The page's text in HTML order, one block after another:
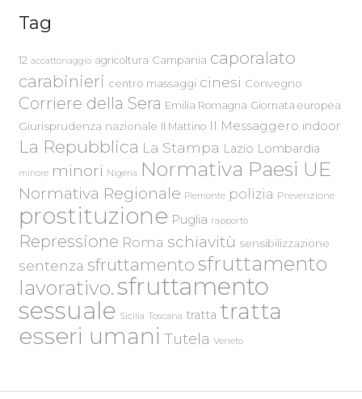
Tag
12 accattonaggio agricoltura Campania caporalato
carabinieri centro massaggi cinesi Convegno
Corriere della Sera Emilia Romagna Giornata europea
Giurisprudenza nazionale Il Mattino Il Messaggero indoor
La Repubblica La Stampa Lazio Lombardia
minore minori Nigeria Normativa Paesi UE
Normativa Regionale Piemonte polizia Prevenzione
prostituzione Puglia rapporto
Repressione Roma schiavitù sensibilizzazione
sentenza sfruttamento sfruttamento
lavorativo.sfruttamento
sessuale Sicilia Toscana tratta tratta
esseri umani Tutela Veneto